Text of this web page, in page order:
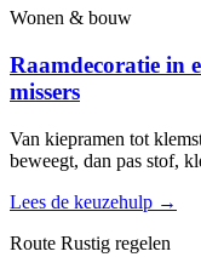
Wonen & bouw
Raamdecoratie in
missers
Van kiepramen tot
beweegt, dan pas stof,
Lees de keuzehulp →
Route Rustig regelen